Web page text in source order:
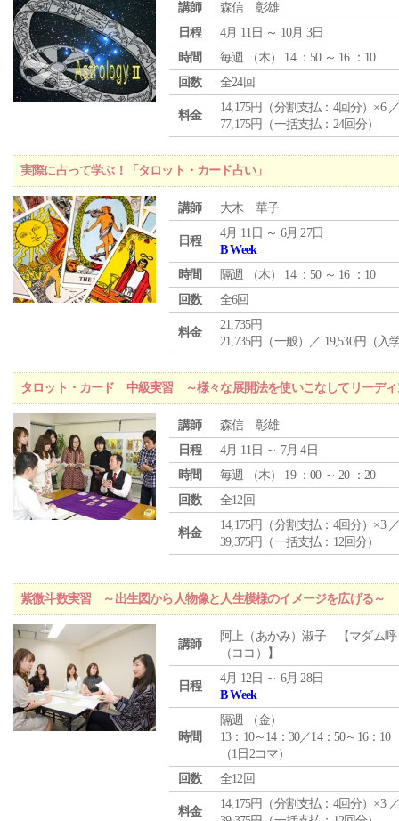
講師
森信 彰雄
日程
4月 11日 ～ 10月 3日
時間
毎週 （木） 14 ：50 ～ 16 ：10
回数
全24回
料金
14,175円（分割支払：4回分）×6
77,175円（一括支払：24回分）
実際に占って学ぶ！「タロット・カード占い」
講師 大木 華子
日程
4月 11日 ～ 6月 27日
B Week
時間
隔週 （木） 14 ：50 ～ 16 ：10
回数
全6回
料金
21,735円
21,735円（一般）／ 19,530円（入
タロット・カード 中級実習 ～様々な展開法を使いこなしてリーディ
講師
森信 彰雄
日程
4月 11日 ～ 7月 4日
時間
毎週 （木） 19 ：00 ～ 20 ：20
回数
全12回
料金
14,175円（分割支払：4回分）×3
39,375円（一括支払：12回分）
紫微斗数実習 ～出生図から人物像と人生模様のイメージを広げる～
講師
阿上（あかみ）淑子 【マダム呼
（ココ）】
日程
4月 12日 ～ 6月 28日
B Week
時間
隔週 （金）
13：10～14：30／14：50～16：10
（1日2コマ）
回数
全12回
料金
14,175円（分割支払：4回分）×3